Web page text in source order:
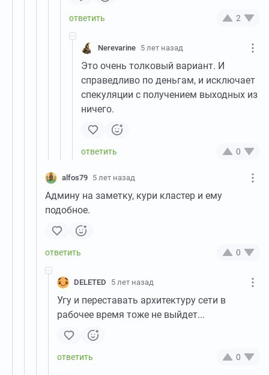
2
Nerevarine 5 лет назад
Это очень толковый вариант. И
справедливо по деньгам, и исключает
спекуляции с получением выходных из
ничего.
0
alfos79 5 лет назад
Админу на заметку, кури кластер и ему
подобное.
0
DELETED 5 лет назад
Угу и переставать архитектуру сети в
рабочее время тоже не выйдет...
0